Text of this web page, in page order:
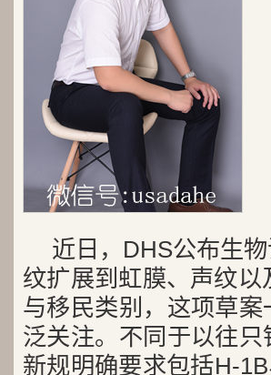
近日，DHS公布生
纹扩展到虹膜、声纹
与移民类别，这项草
泛关注。不同于以往
新规明确要求包括H-